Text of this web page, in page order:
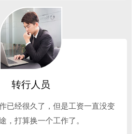
转行人员
已经很久了，但是工资一直没变
，打算换一个工作了。